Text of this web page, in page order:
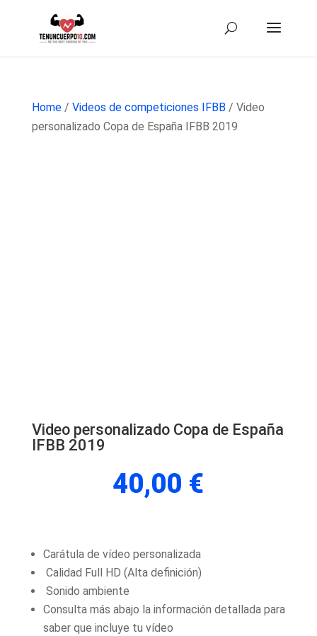
Home/ Videos de competiciones IFBB / Video
personalizado Copa de España IFBB 2019
Video personalizado Copa de España
IFBB 2019
40,00 €
Carátula de vídeo personalizada
Calidad Full HD (Alta definición)
Sonido ambiente
Consulta más abajo la información detallada para
saber que incluye tu vídeo